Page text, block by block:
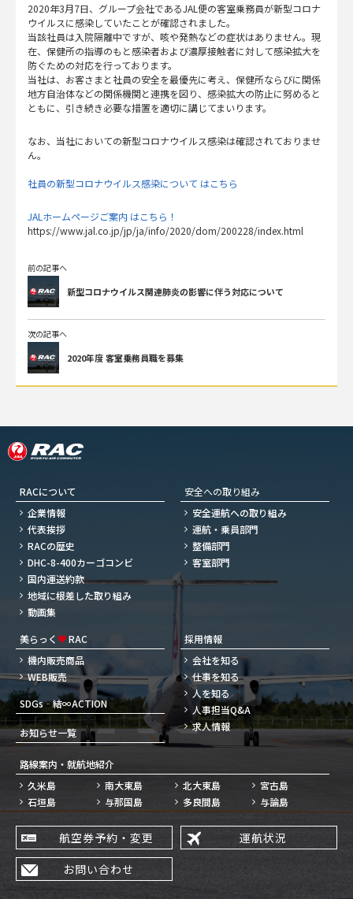
2020年3月7日、グループ会社であるJAL便の客室乗務員が新型コロナ
ウイルスに感染していたことが確認されました。
当該社員は入院隔離中ですが、咳や発熱などの症状はありません。現
在、保健所の指導のもと感染者および濃厚接触者に対して感染拡大を
防ぐための対応を行っております。
当社は、お客さまと社員の安全を最優先に考え、保健所ならびに関係
地方自治体などの関係機関と連携を図り、感染拡大の防止に努めると
ともに、引き続き必要な措置を適切に講じてまいります。
なお、当社においての新型コロナウイルス感染は確認されておりませ
ん。
社員の新型コロナウイルス感染について はこちら
JALホームページご案内 はこちら！
https://www.jal.co.jp/jp/ja/info/2020/dom/200228/index.html
前の記事へ
新型コロナウイルス関連肺炎の影響に伴う対応について
次の記事へ
2020年度 客室乗務員職を募集
RACについて
企業情報
代表挨拶
RACの歴史
DHC-8-400カーゴコンビ
国内運送約款
地域に根差した取り組み
動画集
安全への取り組み
安全運航への取り組み
運航・乗員部門
整備部門
客室部門
美らっく ♥RAC
機内販売商品
WEB販売
SDGs‐結∞ACTION
お知らせ一覧
採用情報
会社を知る
仕事を知る
人を知る
人事担当Q&A
求人情報
路線案内・就航地紹介
久米島
南大東島 北大東島
宮古島
石垣島
与那国島 多良間島 与論島
航空券予約・変更
運航状況
お問い合わせ